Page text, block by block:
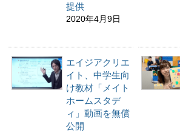
提供
2020年4月9日
エイジアクリエ
イト、中学生向
け教材「メイト
ホームスタデ
ィ」動画を無償
公開